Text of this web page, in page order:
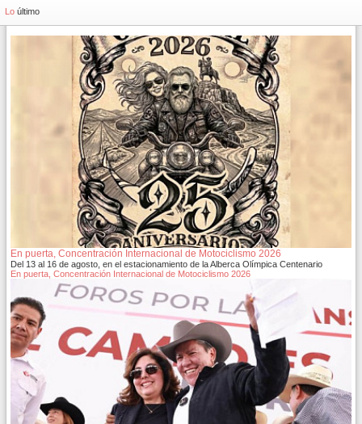
Lo último
En puerta, Concentración Internacional de Motociclismo 2026
Del 13 al 16 de agosto, en el estacionamiento de la Alberca Olímpica Centenario
En puerta, Concentración Internacional de Motociclismo 2026